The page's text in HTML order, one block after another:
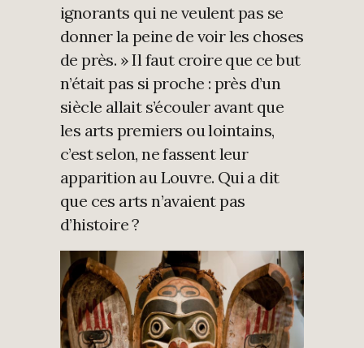
ignorants qui ne veulent pas se
donner la peine de voir les choses
de près. » Il faut croire que ce but
n’était pas si proche : près d’un
siècle allait s’écouler avant que
les arts premiers ou lointains,
c’est selon, ne fassent leur
apparition au Louvre. Qui a dit
que ces arts n’avaient pas
d’histoire ?